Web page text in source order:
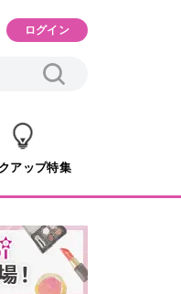
ログイン
アップ特集